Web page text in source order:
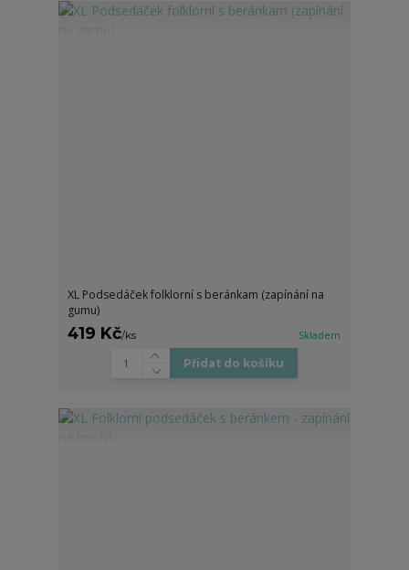
XL Podsedáček folklorní s beránkam (zapínání na
gumu)
419 Kč/ks Skladem
Přidat do košíku